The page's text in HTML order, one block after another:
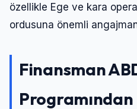
özellikle Ege ve kara
ordusuna önemli
Finansman
Programından